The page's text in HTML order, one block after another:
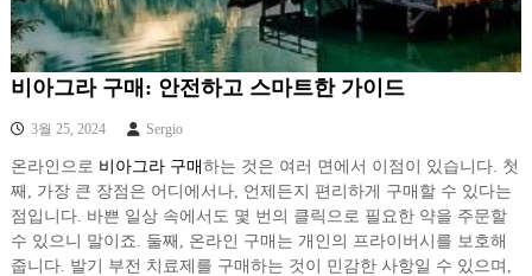
비아그라 구매: 안전하고 스마트한 가이드
3월 25, 2024 Sergio
온라인으로 비아그라 구매하는 것은 여러 면에서 이점이 있습니다. 첫
째, 가장 큰 장점은 어디에서나, 언제든지 편리하게 구매할 수 있다는
점입니다. 바쁜 일상 속에서도 몇 번의 클릭으로 필요한 약을 주문할
수 있으니 말이죠. 둘째, 온라인 구매는 개인의 프라이버시를 보호해
줍니다. 발기 부전 치료제를 구매하는 것이 민감한 사항일 수 있으며,